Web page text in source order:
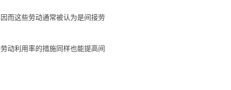
而这些劳动通常被认为是间接劳
动利用率的措施同样也能提高间